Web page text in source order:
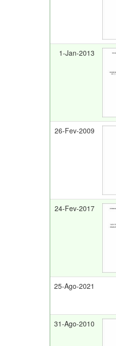
1-Jan-2013
26-Fev-2009
24-Fev-2017
25-Ago-2021
31-Ago-2010